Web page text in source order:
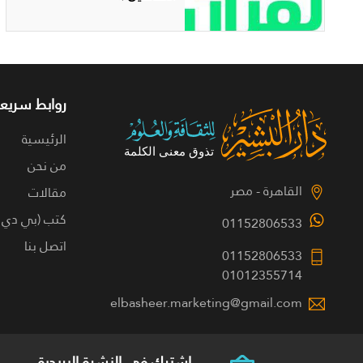
القاهرة - مصر
01152806533
01152806533
01012355714
elbasheer.marketing@gmail.com
روابط
الرئيسية
من نحن
مقالات
كتب (بي
اتصل بنا